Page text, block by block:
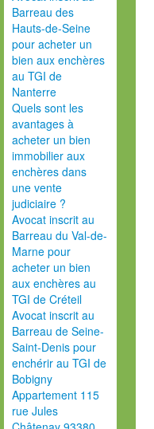
Barreau des
Hauts-de-Seine
pour acheter un
bien aux enchères
au TGI de
Nanterre
Quels sont les
avantages à
acheter un bien
immobilier aux
enchères dans
une vente
judiciaire ?
Avocat inscrit au
Barreau du Val-de-
Marne pour
acheter un bien
aux enchères au
TGI de Créteil
Avocat inscrit au
Barreau de Seine-
Saint-Denis pour
enchérir au TGI de
Bobigny
Appartement 115
rue Jules